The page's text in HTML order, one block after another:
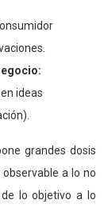
ideas
grandes dosis
observable a lo no
lo objetivo a lo